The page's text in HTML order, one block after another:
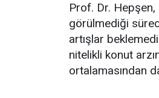
Prof. Dr.
görülmediği
artışlar
nitelikli konut
ortalamasından